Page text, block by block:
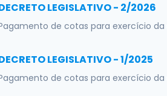
LEGISLATIVO - 2/2026
de cotas para exercício
LEGISLATIVO - 1/2025
de cotas para exercício